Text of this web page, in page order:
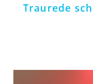
Traurede